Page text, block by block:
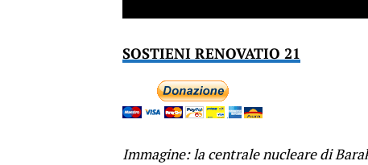
SOSTIENI RENOVATIO 21
Immagine: la centrale nucleare di